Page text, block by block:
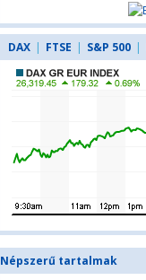
DAX | FTSE | S&P 500 |
Népszerű tartalmak